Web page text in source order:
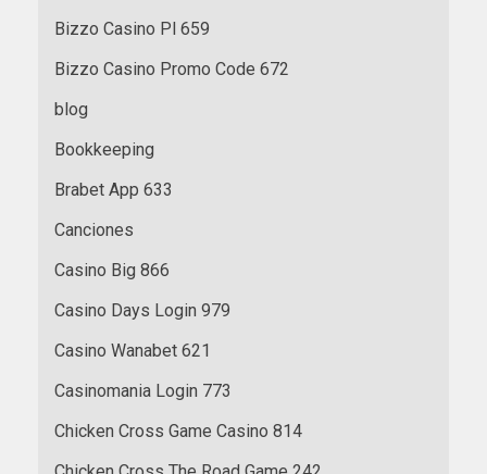
Bizzo Casino Pl 659
Bizzo Casino Promo Code 672
blog
Bookkeeping
Brabet App 633
Canciones
Casino Big 866
Casino Days Login 979
Casino Wanabet 621
Casinomania Login 773
Chicken Cross Game Casino 814